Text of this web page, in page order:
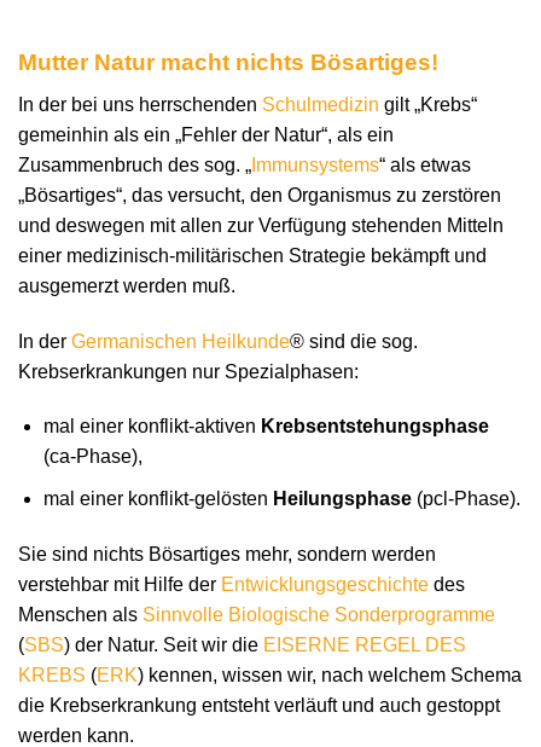
Mutter Natur macht nichts Bösartiges!
In der bei uns herrschenden Schulmedizin gilt „Krebs“
gemeinhin als ein „Fehler der Natur“, als ein
Zusammenbruch des sog. „ Immunsystems“ als etwas
„Bösartiges“, das versucht, den Organismus zu zerstören
und deswegen mit allen zur Verfügung stehenden Mitteln
einer medizinisch-militärischen Strategie bekämpft und
ausgemerzt werden muß.
In der Germanischen Heilkunde® sind die sog.
Krebserkrankungen nur Spezialphasen:
mal einer konflikt-aktiven Krebsentstehungsphase
(ca-Phase),
mal einer konflikt-gelösten Heilungsphase(pcl-Phase).
Sie sind nichts Bösartiges mehr, sondern werden
verstehbar mit Hilfe der Entwicklungsgeschichte des
Menschen als Sinnvolle Biologische Sonderprogramme
(SBS) der Natur. Seit wir die EISERNE REGEL DES
KREBS (ERK) kennen, wissen wir, nach welchem Schema
die Krebserkrankung entsteht verläuft und auch gestoppt
werden kann.